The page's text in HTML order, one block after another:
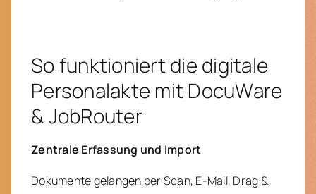
So funktioniert die digitale
Personalakte mit DocuWare
& JobRouter
Zentrale Erfassung und Import
Dokumente gelangen per Scan, E-Mail, Drag &